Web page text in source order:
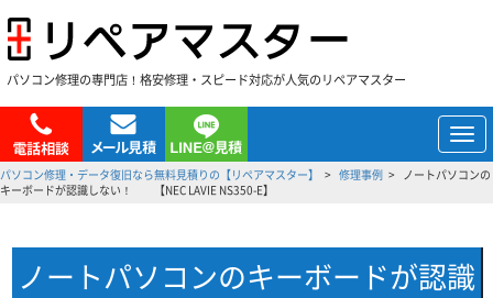
パソコン修理の専門店！格安修理・スピード対応が人気のリペアマスター
メ
ニ
ュ
パソコン修理・データ復旧なら無料見積りの【リペアマスター】 修理事例
ノートパソコンの
キーボードが認識しない！ 【NEC LAVIE NS350-E】
ノートパソコンのキーボードが認識